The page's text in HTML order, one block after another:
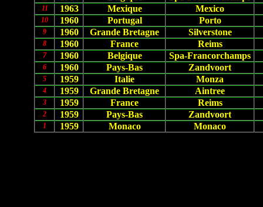
11 1963 Mexique Mexico
10 1960 Portugal Porto
9 1960 Grande Bretagne Silverstone
8 1960 France Reims
7 1960 Belgique Spa-Francorchamps
6 1960 Pays-Bas Zandvoort
5 1959 Italie Monza
4 1959 Grande Bretagne Aintree
3 1959 France Reims
2 1959 Pays-Bas Zandvoort
1 1959 Monaco Monaco